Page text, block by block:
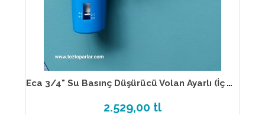
Eca 3/4" Su Basınç Düşürücü Volan Ayarlı (İç Vida x Rakorlu) 602111110
2.529,00 tl